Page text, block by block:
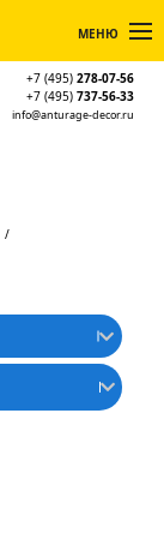
МЕНЮ
+7 (495) 278-07-56
+7 (495) 737-56-33
info@anturage-decor.ru